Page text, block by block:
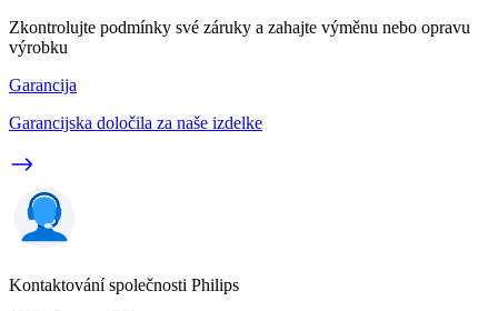
Zkontrolujte podmínky své záruky a zahajte výměnu nebo opravu
výrobku
Garancija
Garancijska določila za naše izdelke
Kontaktování společnosti Philips